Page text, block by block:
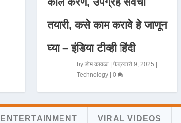
तयारी, कसे काम करावे हे जाणून
घ्या – इंडिया टीव्ही हिंदी
by डोम कावळा| फेब्रुवारी 9, 2025
Technology| 0
ENTERTAINMENT VIRAL VIDEOS